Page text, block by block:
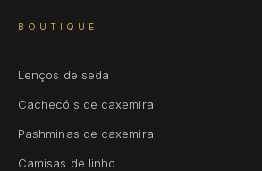
BOUTIQUE
Lenços de seda
Cachecóis de caxemira
Pashminas de caxemira
Camisas de linho